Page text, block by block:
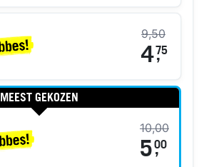
9,50
4,75
MEEST GEKOZEN
10,00
5,
00